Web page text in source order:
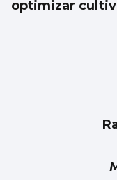
optimizar